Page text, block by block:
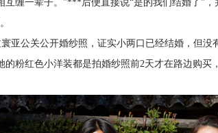
互缠一辈子。”***后便直接说“是的我们结婚了”
亚公关公开婚纱照，证实小两口已经结婚，但
粉红色小洋装都是拍婚纱照前2天才在路边购买